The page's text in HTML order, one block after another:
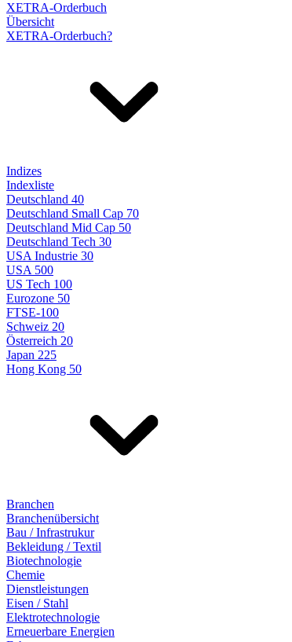
XETRA-Orderbuch
Übersicht
XETRA-Orderbuch?
Indizes
Indexliste
Deutschland 40
Deutschland Small Cap 70
Deutschland Mid Cap 50
Deutschland Tech 30
USA Industrie 30
USA 500
US Tech 100
Eurozone 50
FTSE-100
Schweiz 20
Österreich 20
Japan 225
Hong Kong 50
Branchen
Branchenübersicht
Bau / Infrastrukur
Bekleidung / Textil
Biotechnologie
Chemie
Dienstleistungen
Eisen / Stahl
Elektrotechnologie
Erneuerbare Energien